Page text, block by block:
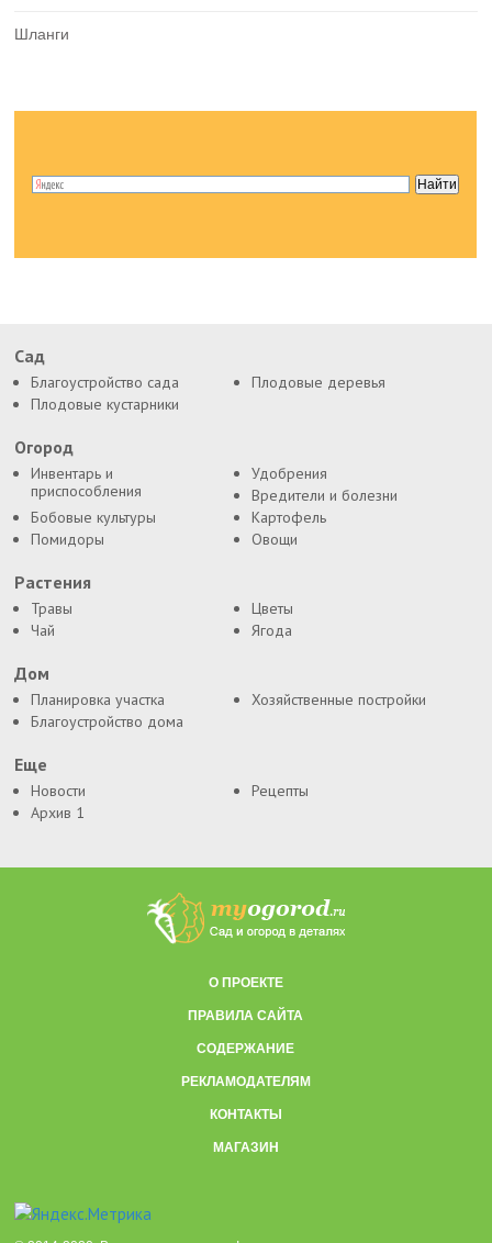
Шланги
Сад
Благоустройство сада
Плодовые деревья
Плодовые кустарники
Огород
Инвентарь и
приспособления
Удобрения
Вредители и болезни
Бобовые культуры
Картофель
Помидоры
Овощи
Растения
Травы
Цветы
Чай
Ягода
Дом
Планировка участка
Хозяйственные постройки
Благоустройство дома
Еще
Новости
Рецепты
Архив 1
О ПРОЕКТЕ
ПРАВИЛА САЙТА
СОДЕРЖАНИЕ
РЕКЛАМОДАТЕЛЯМ
КОНТАКТЫ
МАГАЗИН